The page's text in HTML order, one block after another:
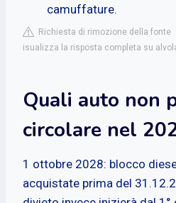
camuffature.
Richiesta di rimozione della fonte
isualizza la risposta completa su
Quali auto non
circolare nel
1 ottobre 2028: blocco
acquistate prima del